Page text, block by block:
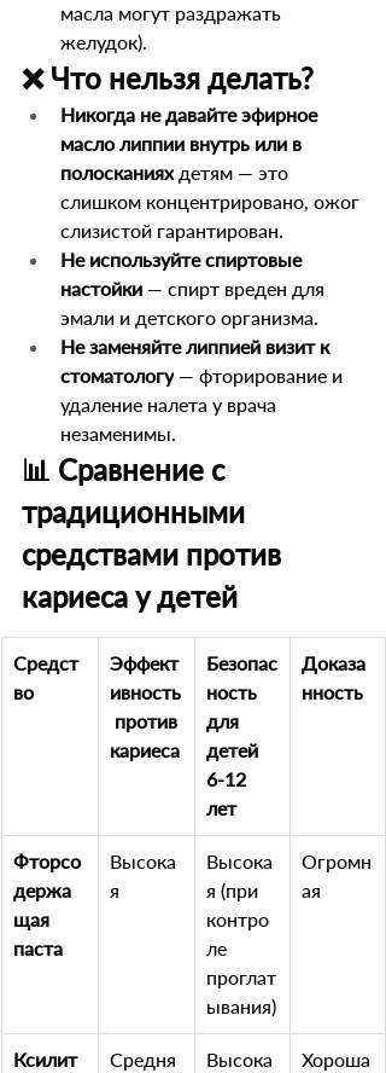
масла могут раздражать
желудок).
❌ Что нельзя делать?
Никогда не давайте эфирное
масло липпии внутрь или в
полосканиях детям — это
слишком концентрировано, ожог
слизистой гарантирован.
Не используйте спиртовые
настойки — спирт вреден для
эмали и детского организма.
Не заменяйте липпией визит к
стоматологу — фторирование и
удаление налета у врача
незаменимы.
📊 Сравнение с
традиционными
средствами против
кариеса у детей
Средст
во
Эффект
ивность
против
кариеса
Безопас
ность
для
детей
6-12
лет
Доказа
нность
Фторсо
держа
щая
паста
Высока
я
Высока
я (при
контро
ле
проглат
ывания)
Огромн
ая
Ксилит
Средня
Высока
Хороша